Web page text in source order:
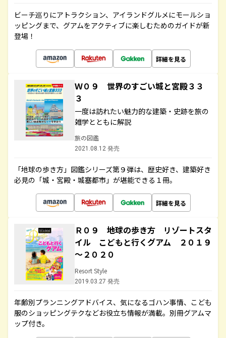
ビーチ巡りにアトラクション、アイランドグルメにモールショ
ッピングまで、グアムをアクティブに楽しむためのガイドが新
登場！
詳細を見る
Ｗ０９ 世界のすごい城と宮殿３３
３
一度は訪れたい魅力的な建築・史跡を旅の
雑学とともに解説
旅の図鑑
2021.08.12 発売
「地球の歩き方」図鑑シリーズ第９弾は、歴史好き、建築好き
必見の「城・宮殿・城塞都市」が堪能できる１冊。
詳細を見る
Ｒ０９ 地球の歩き方 リゾートスタ
イル こどもと行くグアム ２０１９
～２０２０
Resort Style
2019.03.27 発売
年齢別プランニングアドバイス、気になるゴハン事情、こども
服のショッピングテクなどお役立ち情報が満載。別冊グアムマ
ップ付き。